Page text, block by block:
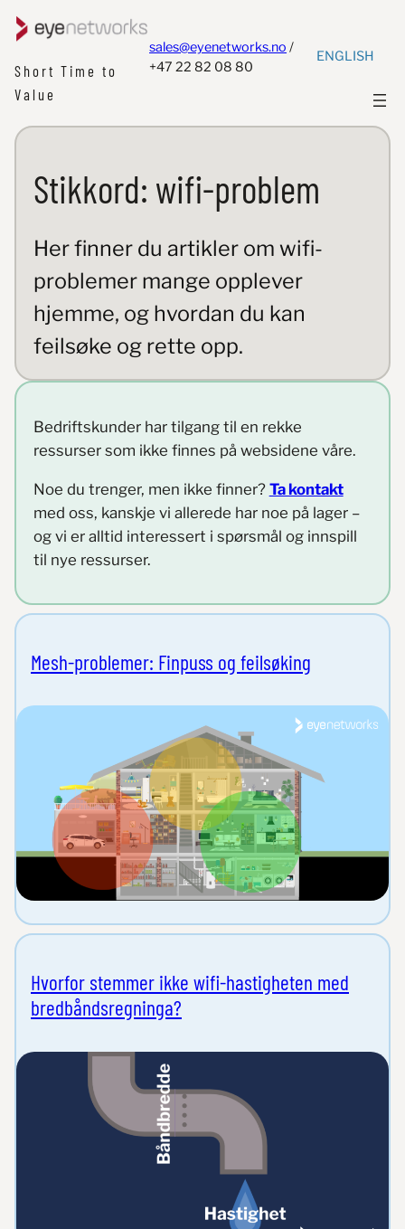
Short Time to
Value
sales@eyenetworks.no /
+47 22 82 08 80
ENGLISH
Stikkord: wifi-problem
Her finner du artikler om wifi-
problemer mange opplever
hjemme, og hvordan du kan
feilsøke og rette opp.
Bedriftskunder har tilgang til en rekke
ressurser som ikke finnes på websidene våre.
Noe du trenger, men ikke finner? Ta kontakt
med oss, kanskje vi allerede har noe på lager –
og vi er alltid interessert i spørsmål og innspill
til nye ressurser.
Mesh-problemer: Finpuss og feilsøking
Hvorfor stemmer ikke wifi-hastigheten med
bredbåndsregninga?